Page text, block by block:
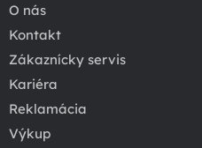
O nás
Kontakt
Zákaznícky servis
Kariéra
Reklamácia
Výkup